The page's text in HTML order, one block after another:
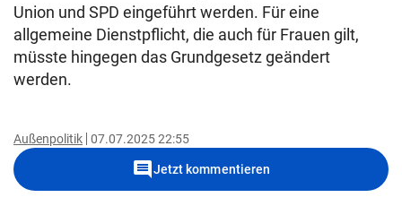
Union und SPD eingeführt werden. Für eine
allgemeine Dienstpflicht, die auch für Frauen gilt,
müsste hingegen das Grundgesetz geändert
werden.
Außenpolitik 07.07.2025 22:55
commentJetzt kommentieren